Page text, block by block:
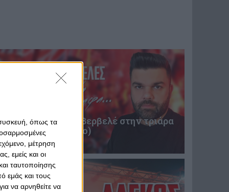
όπως τα
μέτρηση
εμείς και οι
ταυτοποίησης
εμάς και τους
να αρνηθείτε να
Επική περιγραφή Βερβελέ στην τριάρα
του Θρύλου! (video)
31 Ιανουαρίου 2025